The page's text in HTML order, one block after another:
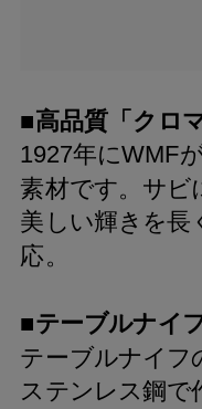
■高品質「クロ
1927年にWMF
素材です。サビ
美しい輝きを長
応。
■テーブルナイ
テーブルナイフ
ステンレス鋼で